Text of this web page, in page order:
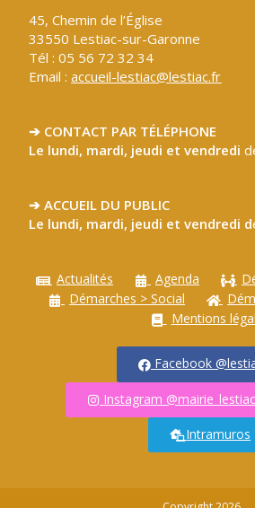
45, Chemin de l’Église
33550 Lestiac-sur-Garonne
Tél : 05 56 72 32 34
Email :accueil-lestiac@lestiac.fr
➔ CONTACT PAR TÉLÉPHONE
Le lundi, mardi, jeudi et vendredi
➔ ACCUEIL DU PUBLIC
Le lundi, mardi, jeudi et vendredi d
Actualités Agenda
Démarches > Social
Mentions
Facebook
Instagram
Intramuros